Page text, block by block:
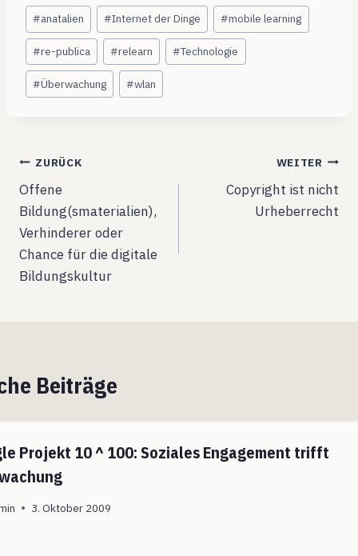
Schlagworte:
#anatalien #Internet der Dinge #mobile learning
#re-publica #relearn #Technologie
#Überwachung #wlan
Beitragsnavigation
ZURÜCK
Offene
Bildung(smaterialien),
Verhinderer oder
Chance für die digitale
Bildungskultur
WEITER
Copyright ist nicht
Urheberrecht
Beiträge
Projekt 10 ^ 100: Soziales Engagement trifft
3. Oktober 2009